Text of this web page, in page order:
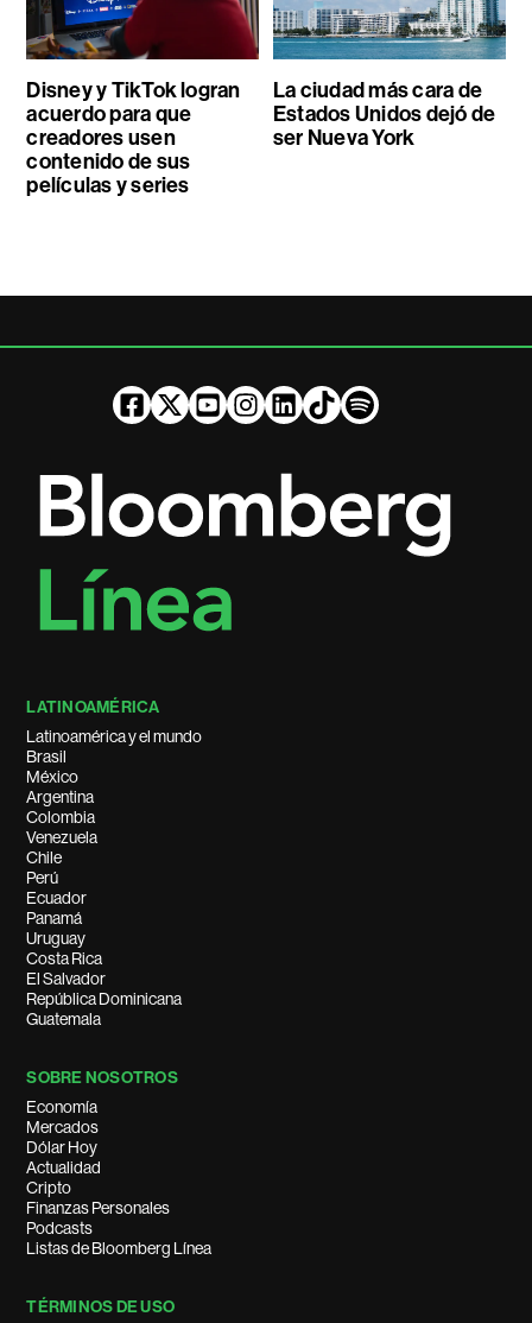
Disney y TikTok logran
acuerdo para que
creadores usen
contenido de sus
películas y series
La ciudad más cara de
Estados Unidos dejó de
ser Nueva York
LATINOAMÉRICA
Latinoamérica y el mundo
Brasil
México
Argentina
Colombia
Venezuela
Chile
Perú
Ecuador
Panamá
Uruguay
Costa Rica
El Salvador
República Dominicana
Guatemala
SOBRE NOSOTROS
Economía
Mercados
Dólar Hoy
Actualidad
Cripto
Finanzas Personales
Podcasts
Listas de Bloomberg Línea
TÉRMINOS DE USO